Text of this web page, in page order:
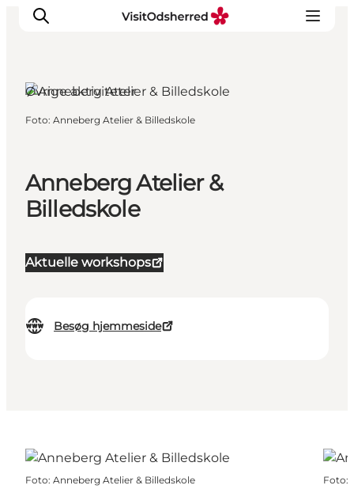
SPIS
OVERNAT
PRAKTISK
Anneberg Atelier &
Billedskole
Aktuelle workshops
Besøg hjemmeside
Øvrige aktiviteter
Foto: Anneberg Atelier & Billedskole
Foto: Anneberg Atelier & Billedskole Foto: